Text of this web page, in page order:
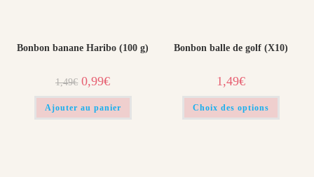
Bonbon banane Haribo (100 g)
1,49€ Le
prix
initial
était :
0,99€Le
prix
actuel
est :
Ajouter au panier
Bonbon balle de golf (X10)
1,49€
Choix des options